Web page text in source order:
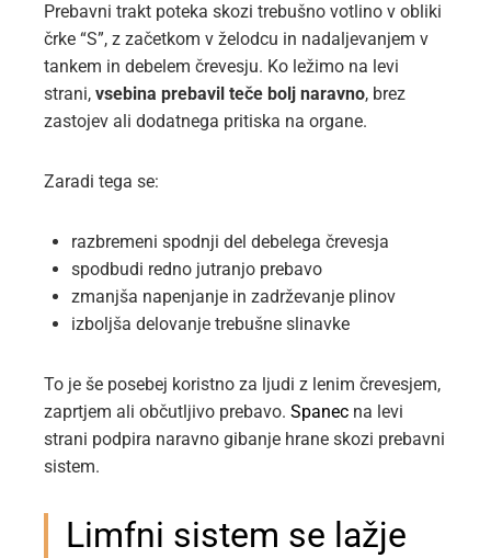
Prebavni trakt poteka skozi trebušno votlino v obliki
črke “S”, z začetkom v želodcu in nadaljevanjem v
tankem in debelem črevesju. Ko ležimo na levi
strani, vsebina prebavil teče bolj naravno, brez
zastojev ali dodatnega pritiska na organe.
Zaradi tega se:
razbremeni spodnji del debelega črevesja
spodbudi redno jutranjo prebavo
zmanjša napenjanje in zadrževanje plinov
izboljša delovanje trebušne slinavke
To je še posebej koristno za ljudi z lenim črevesjem,
zaprtjem ali občutljivo prebavo. Spanec na levi
strani podpira naravno gibanje hrane skozi prebavni
sistem.
Limfni sistem se lažje